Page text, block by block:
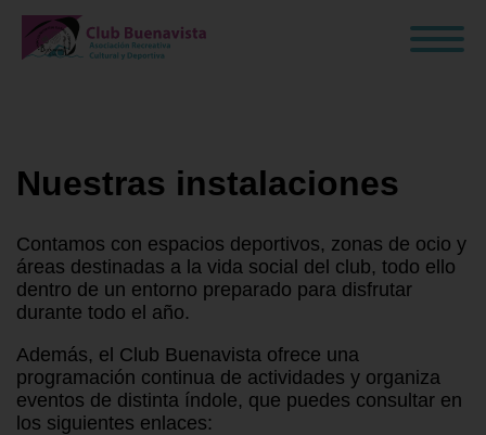
Nuestras instalaciones
Contamos con espacios deportivos, zonas de ocio y
áreas destinadas a la vida social del club, todo ello
dentro de un entorno preparado para disfrutar
durante todo el año.
Además, el Club Buenavista ofrece una
programación continua de actividades y organiza
eventos de distinta índole, que puedes consultar en
los siguientes enlaces: